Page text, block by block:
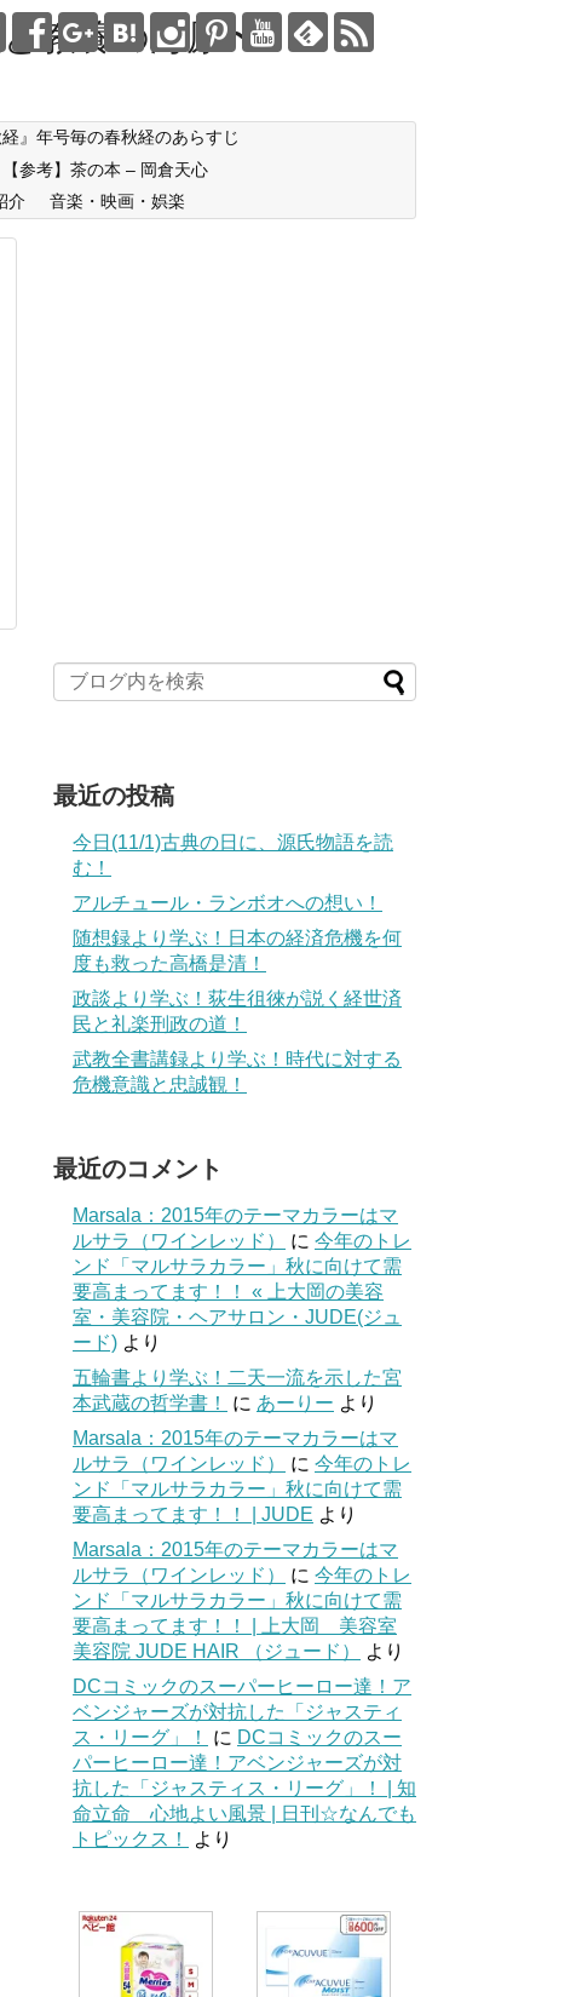
教養の海原〜
経』年号毎の春秋経のあらすじ
【参考】茶の本 – 岡倉天心
介 音楽・映画・娯楽
最近の投稿
今日(11/1)古典の日に、源氏物語を読
む！
アルチュール・ランボオへの想い！
随想録より学ぶ！日本の経済危機を何
度も救った高橋是清！
政談より学ぶ！荻生徂徠が説く経世済
民と礼楽刑政の道！
武教全書講録より学ぶ！時代に対する
危機意識と忠誠観！
最近のコメント
Marsala：2015年のテーマカラーはマ
ルサラ（ワインレッド）
に 今年のトレ
ンド「マルサラカラー」秋に向けて需
要高まってます！！ « 上大岡の美容
室・美容院・ヘアサロン・JUDE(ジュ
ード) より
五輪書より学ぶ！二天一流を示した宮
本武蔵の哲学書！
に あーりー より
Marsala：2015年のテーマカラーはマ
ルサラ（ワインレッド）
に 今年のトレ
ンド「マルサラカラー」秋に向けて需
要高まってます！！ | JUDE より
Marsala：2015年のテーマカラーはマ
ルサラ（ワインレッド）
に 今年のトレ
ンド「マルサラカラー」秋に向けて需
要高まってます！！ | 上大岡 美容室
美容院 JUDE HAIR （ジュード）
より
DCコミックのスーパーヒーロー達！ア
ベンジャーズが対抗した「ジャスティ
ス・リーグ」！
に DCコミックのスー
パーヒーロー達！アベンジャーズが対
抗した「ジャスティス・リーグ」！ | 知
命立命 心地よい風景 | 日刊☆なんでも
トピックス！
より